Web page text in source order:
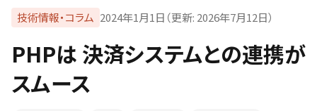
技術情報・コラム 2024年1月1日 （更新: 2026年7月12日）
PHPは 決済システムとの連携が
スムース